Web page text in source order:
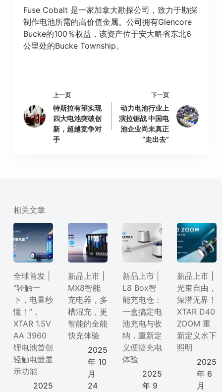
Fuse Cobalt 是一家加拿大勘探公司，致力于勘探
制作电池所需的高价值金属。公司拥有Glencore
Bucke的100％权益，该资产位于安大略省东北6
公里处的Bucke Township。
上一页
特斯拉有望实现
四大电池突破创
新，超越竞争对
手
下一页
动力电池行业上
演拉锯战 中国电
池企业尚未真正
“走出去”
相关文章
全球首发 |
“轻触一
下，电量秒
懂！”，
XTAR 1.5V
AA 3960
锂电池首创
轻触电量显
示功能
2025
新品上市 |
MX8智能
充电器，多
槽混充，更
智能的全能
快充体验
2025
年 10
月
24
新品上市 |
L8 Box智
能充电仓：
一盒搞定电
池充电与收
纳，重新定
义便捷充电
体验
2025
年 9
新品上市 |
光束自由，
深潜无界！
XTAR D40
ZOOM 重
新定义水下
照明
2025
年 6
月